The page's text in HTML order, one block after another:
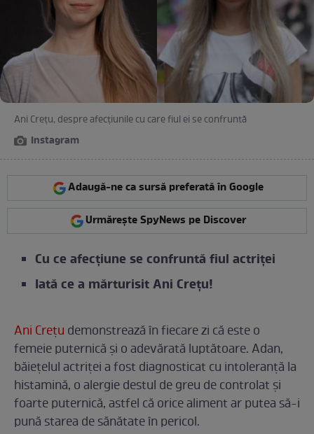
Ani Crețu, despre afecțiunile cu care fiul ei se confruntă
Instagram
Adaugă-ne ca sursă preferată în Google
Urmărește SpyNews pe Discover
Cu ce afecțiune se confruntă fiul actriței
Iată ce a mărturisit Ani Crețu!
Ani Crețu demonstrează în fiecare zi că este o
femeie puternică și o adevărată luptătoare. Adan,
băiețelul actriței a fost diagnosticat cu intoleranță la
histamină, o alergie destul de greu de controlat și
foarte puternică, astfel că orice aliment ar putea să-i
pună starea de sănătate în pericol.